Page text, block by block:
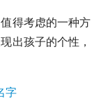
得考虑的一种方
出孩子的个性，
字